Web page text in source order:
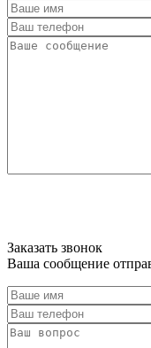
Заказать звонок
Ваша сообщение